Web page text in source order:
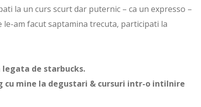
la un curs scurt dar puternic – ca un expresso –
am facut saptamina trecuta, participati la
de starbucks.
mine la degustari & cursuri intr-o intilnire